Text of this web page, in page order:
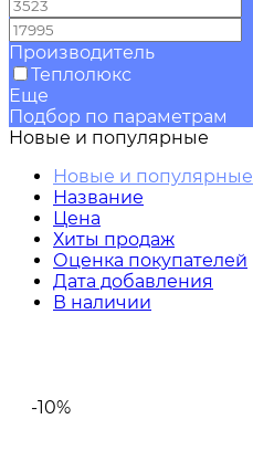
Производитель
Теплолюкс
Еще
Подбор по параметрам
Новые и популярные
Новые и популярные
Название
Цена
Хиты продаж
Оценка покупателей
Дата добавления
В наличии
-10%